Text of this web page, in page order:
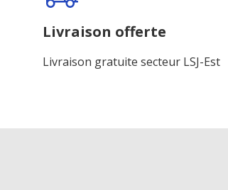
Livraison offerte
Livraison gratuite secteur LSJ-Est